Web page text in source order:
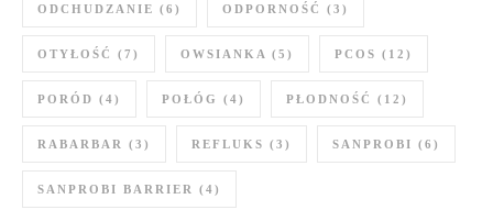
ODCHUDZANIE (6) ODPORNOŚĆ (3)
OTYŁOŚĆ (7) OWSIANKA (5) PCOS (12)
PORÓD (4) POŁÓG (4) PŁODNOŚĆ (12)
RABARBAR (3) REFLUKS (3) SANPROBI (6)
SANPROBI BARRIER (4)